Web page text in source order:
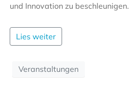
und Innovation zu beschleunigen.
Lies weiter
Veranstaltungen